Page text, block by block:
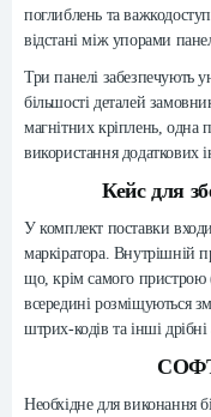
поглиблень та
відстані між упорами
Три панелі забезпечують
більшості деталей
магнітних кріплень, одна
використання додаткових
Кейс для
У комплект поставки
маркіратора. Внутрішній
що, крім самого
всередині розміщуються
штрих-кодів та інші дрібні
Необхідне для виконання